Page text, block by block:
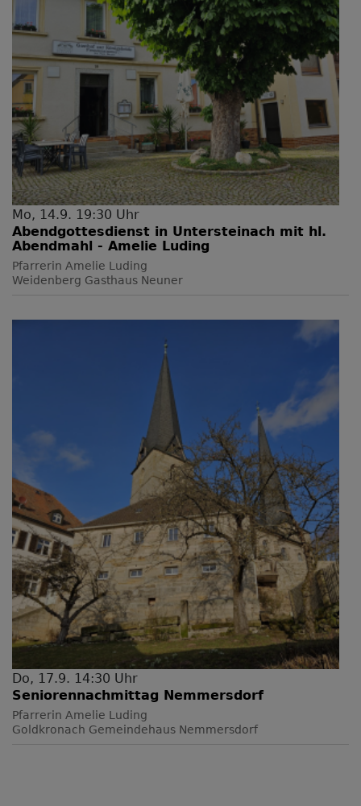
Mo, 14.9. 19:30 Uhr
Abendgottesdienst in Untersteinach mit hl.
Abendmahl - Amelie Luding
Pfarrerin Amelie Luding
Weidenberg Gasthaus Neuner
Do, 17.9. 14:30 Uhr
Seniorennachmittag Nemmersdorf
Pfarrerin Amelie Luding
Goldkronach Gemeindehaus Nemmersdorf